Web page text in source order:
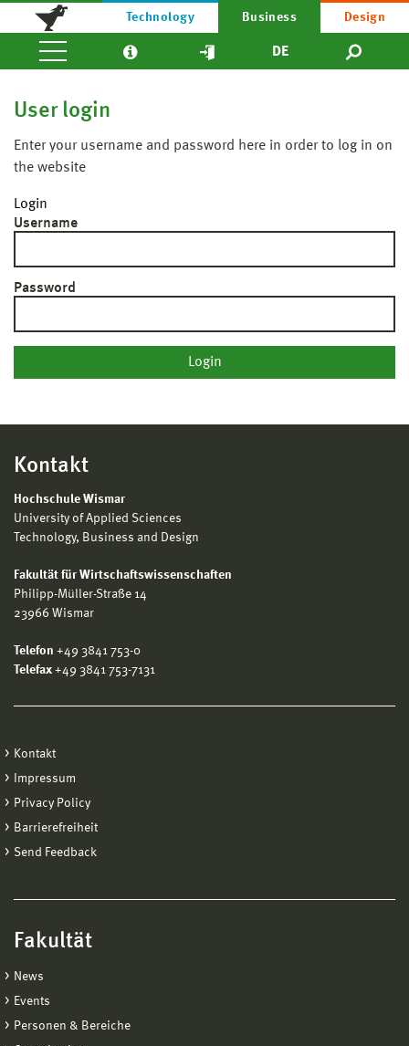
Technology Business Design
DE
User login
Enter your username and password here in order to log in on
the website
Login
Username
Password
Kontakt
Hochschule Wismar
University of Applied Sciences
Technology, Business and Design
Fakultät für Wirtschaftswissenschaften
Philipp-Müller-Straße 14
23966 Wismar
Telefon +49 3841 753-0
Telefax +49 3841 753-7131
Kontakt
Impressum
Privacy Policy
Barrierefreiheit
Send Feedback
Fakultät
News
Events
Personen & Bereiche